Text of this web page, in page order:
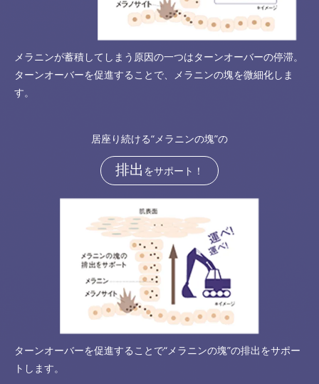
メラニンが蓄積してしまう原因の一つはターンオーバーの停滞。
ターンオーバーを促進することで、メラニンの塊を微細化しま
す。
居座り続ける“メラニンの塊”の
排出 をサポート！
ターンオーバーを促進することで“メラニンの塊”の排出をサポー
トします。